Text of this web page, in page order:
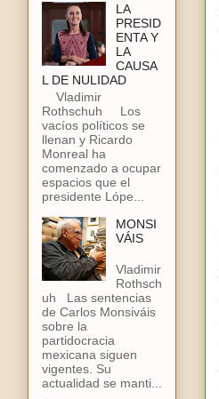
LA
PRESID
ENTA Y
LA
CAUSA
L DE NULIDAD
Vladimir
Rothschuh Los
vacíos políticos se
llenan y Ricardo
Monreal ha
comenzado a ocupar
espacios que el
presidente Lópe...
MONSI
VÁIS
Vladimir
Rothsch
uh Las sentencias
de Carlos Monsiváis
sobre la
partidocracia
mexicana siguen
vigentes. Su
actualidad se manti...